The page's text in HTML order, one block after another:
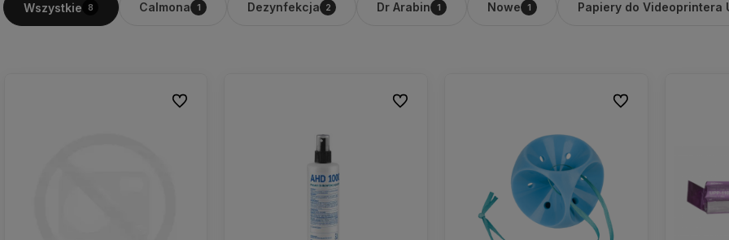
Wszystkie 8 Calmona 1 Dezynfekcja 2 Dr Arabin 1 Nowe 1 Papiery do Videoprintera
Do ulubionych Do ulubionych Do ulubionych